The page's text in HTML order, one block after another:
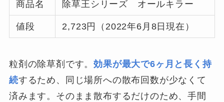
商品名 除草王シリーズ オールキラー
値段 2,723円（2022年6月8日現在）
粒剤の除草剤です。効果が最大で6ヶ月と長く持
続するため、同じ場所への散布回数が少なくて
済みます。そのまま散布するだけのため、手間